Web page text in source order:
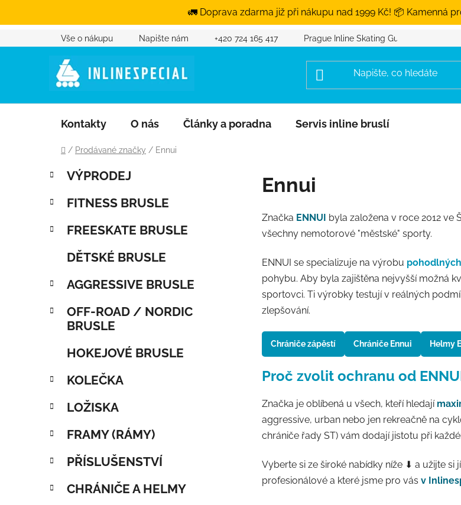
🚛 Doprava zdarma již při nákupu nad 1999 Kč! 📦 Kamenná
Přejít na obsahVše o nákupu Napište nám +420 724 165 417 Prague Inline Skating Guide
Kontakty O nás Články a poradna Servis inline bruslí
Domů
/ Prodávané značky / Ennui
Postranní panel
Přeskočit kategorie
Kategorie
VÝPRODEJ
FITNESS BRUSLE
FREESKATE BRUSLE
DĚTSKÉ BRUSLE
AGGRESSIVE BRUSLE
OFF-ROAD / NORDIC
BRUSLE
HOKEJOVÉ BRUSLE
KOLEČKA
LOŽISKA
FRAMY (RÁMY)
PŘÍSLUŠENSTVÍ
CHRÁNIČE A HELMY
Ennui
Značka ENNUI byla založena v roce 2012 ve
všechny nemotorové "městské" sporty.
ENNUI se specializuje na výrobu
pohybu. Aby byla zajištěna nejvyšší možná
sportovci. Ti výrobky testují v reálných
zlepšování.
Chrániče zápěstí Chrániče Ennui Helmy
Proč zvolit ochranu od
Značka je oblíbená u všech, kteří hledají
aggressive, urban nebo jen rekreačně na
chrániče řady ST) vám dodají jistotu při
Vyberte si ze široké nabídky níže ⬇ a užijte
profesionálové a které jsme pro vás v